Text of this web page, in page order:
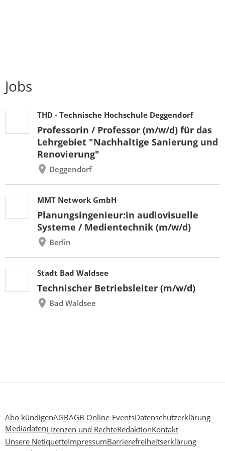
Jobs
THD - Technische Hochschule Deggendorf
Professorin / Professor (m/w/d) für das
Lehrgebiet "Nachhaltige Sanierung und
Renovierung"
Deggendorf
MMT Network GmbH
Planungsingenieur:in audiovisuelle
Systeme / Medientechnik (m/w/d)
Berlin
Stadt Bad Waldsee
Technischer Betriebsleiter (m/w/d)
Bad Waldsee
Abo kündigenAGBAGB Online-EventsDatenschutzerklärung
MediadatenLizenzen und RechteRedaktionKontakt
Unsere NetiquetteImpressumBarrierefreiheitserklärung